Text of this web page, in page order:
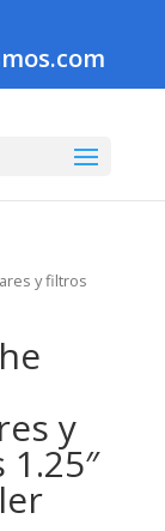
y filtros
y